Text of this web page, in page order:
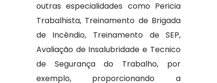
outras especialidades como Pericia
Trabalhista, Treinamento de Brigada
de Incêndio, Treinamento de SEP,
Avaliação de Insalubridade e Tecnico
de Segurança do Trabalho, por
exemplo, proporcionando a